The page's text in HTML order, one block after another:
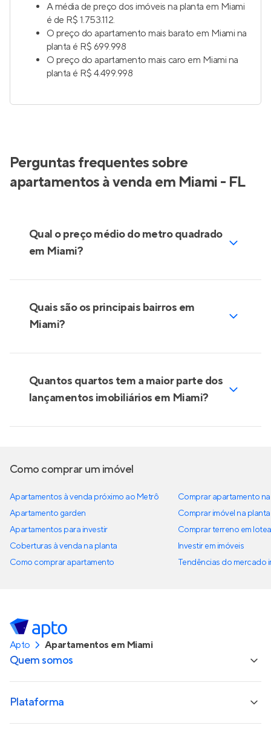
A média de preço dos imóveis na planta em Miami
é de R$ 1.753.112.
O preço do apartamento mais barato em Miami na
planta é R$ 699.998
O preço do apartamento mais caro em Miami na
planta é R$ 4.499.998
Perguntas frequentes sobre
apartamentos à venda em Miami - FL
Qual o preço médio do metro quadrado
em Miami?
Quais são os principais bairros em
Miami?
Quantos quartos tem a maior parte dos
lançamentos imobiliários em Miami?
Como comprar um imóvel
Apartamentos à venda próximo ao Metrô
Apartamento garden
Apartamentos para investir
Coberturas à venda na planta
Como comprar apartamento
Comprar apartamento
Comprar imóvel na planta
Comprar terreno em
Investir em imóveis
Tendências do mercado
Apto Apartamentos em Miami
Quem somos
Plataforma